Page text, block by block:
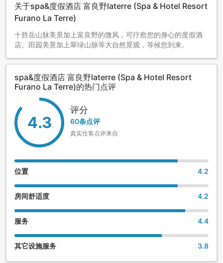
关于spa&度假酒店 富良野laterre (Spa & Hotel Resort
Furano La Terre)
十胜岳山脉美景加上富良野的微风，可疗愈您的身心的度假酒
店。田园美景加上翠绿山脉等大自然景观，等候您到来。
spa&度假酒店 富良野laterre (Spa & Hotel Resort
Furano La Terre)的热门点评
4.3
评分
60条点评
真实住客点评来自
位置 4.2
房间舒适度 4.2
服务 4.4
其它设施服务 3.8